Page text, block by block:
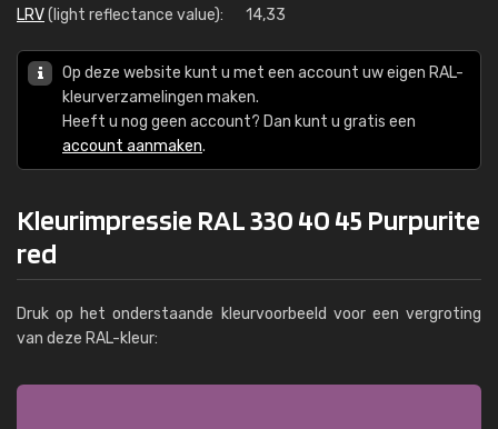
LRV(light reflectance value): 14,33
Op deze website kunt u met een account uw eigen RAL-
kleurverzamelingen maken.
Heeft u nog geen account? Dan kunt u gratis een
account aanmaken.
Kleurimpressie RAL 330 40 45 Purpurite
red
Druk op het onderstaande kleurvoorbeeld voor een vergroting
van deze RAL-kleur: